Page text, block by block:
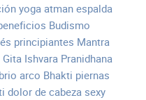
yoga atmanespalda
Budismo
principiantes Mantra
Gita Ishvara Pranidhana
arco Bhakti piernas
dolor de cabezasexy